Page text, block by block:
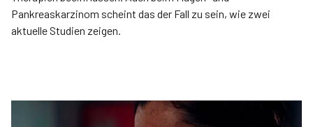
Pankreaskarzinom scheint das der Fall zu sein, wie zwei
aktuelle Studien zeigen.